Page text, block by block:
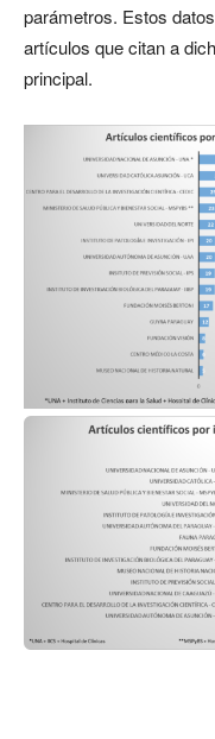
parámetros. Estos
artículos que citan a
principal.